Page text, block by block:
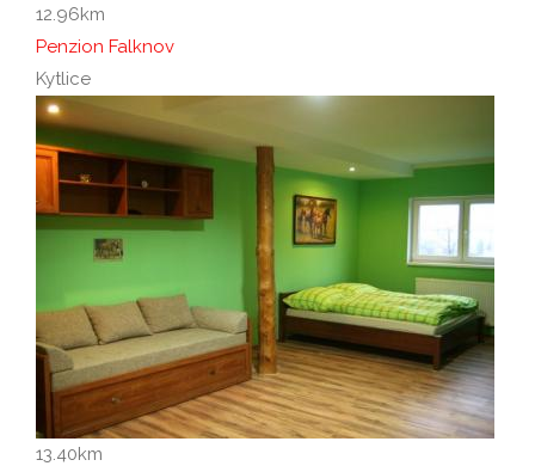
12.96km
Penzion Falknov
Kytlice
13.40km